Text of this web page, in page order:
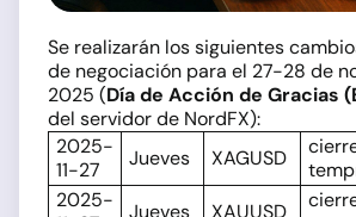
Se realizarán los siguientes
de negociación para el 27-28 de
2025 (Día de Acción de Gracias
del servidor de NordFX):
2025-
11-27
Jueves XAGUSD
2025-
Jueves XAUUSD